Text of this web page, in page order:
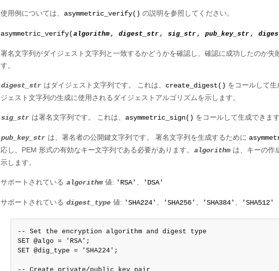
使用例については、 asymmetric_verify() の説明を参照してください。
asymmetric_verify( algorithm , digest_str , sig_str , pub_key_str ,
署名文字列がダイジェスト文字列と一致するかどうかを確認し、確認に成功したのか失
す。
digest_str はダイジェスト文字列です。 これは、 create_digest() をコールして生
ジェスト文字列の生成に使用されるダイジェストアルゴリズムを示します。
sig_str は署名文字列です。 これは、 asymmetric_sign() をコールして生成できます
pub_key_str は、署名者の公開鍵文字列です。 署名文字列を生成するために
応し、PEM 形式の有効なキー文字列である必要があります。 algorithm は、キーの作
示します。
サポートされている algorithm 値: 'RSA' 'DSA'
サポートされている digest_type 値: 'SHA224' 'SHA256' 'SHA384' 'SHA512'
-- Set the encryption algorithm and digest type
SET @algo = 'RSA';
SET @dig_type = 'SHA224';